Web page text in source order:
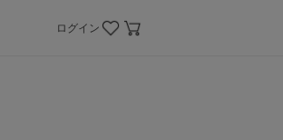
ログイン